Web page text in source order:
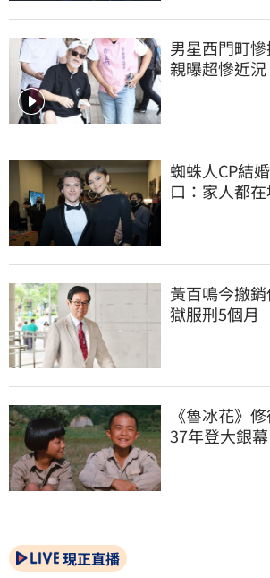
男星西門町
親曝超慘近況
蜘蛛人CP結
口：家人都
黃百鳴今撤
獄服刑5個月
《魯冰花》
37年登大銀幕
現正直播